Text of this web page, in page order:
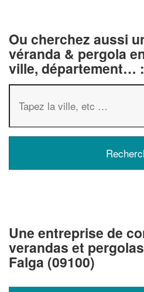
Ou cherchez aussi
véranda & pergola
ville, département… :
Une entreprise de
verandas et
Falga (09100)
Vous
nouveaux